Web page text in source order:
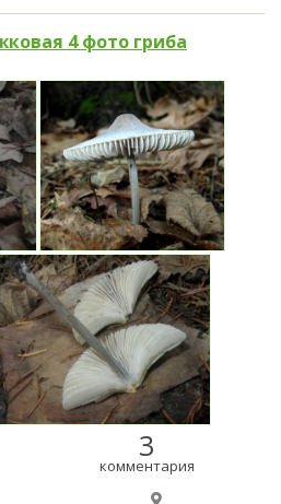
4 фото гриба
3
комментария